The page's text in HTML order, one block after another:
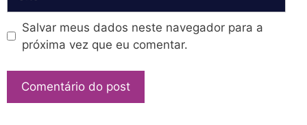
Salvar meus dados neste navegador para a
próxima vez que eu comentar.